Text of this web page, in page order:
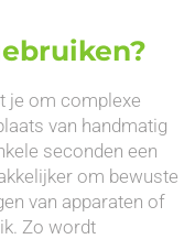
je om complexe
van handmatig
seconden een
om bewuste
van apparaten of
Zo wordt